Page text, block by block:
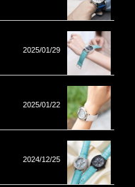
2025/01/29
2025/01/22
2024/12/25